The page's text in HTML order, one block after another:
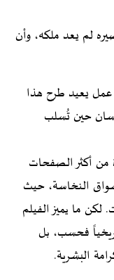
لم يعد ملكه، وأن
يعيد طرح هذا
حين تُسلب
من أكثر الصفحات
النخاسة، حيث
لكن ما يميز الفيلم
فحسب، بل
البشرية.